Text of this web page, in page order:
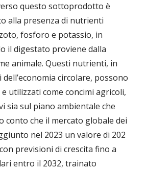
questo sottoprodotto è
alla presenza di nutrienti
fosforo e potassio, in
il digestato proviene dalla
animale. Questi nutrienti, in
circolare, possono
utilizzati come concimi agricoli,
sia sul piano ambientale che
conto che il mercato globale dei
nel 2023 un valore di 202
previsioni di crescita fino a
entro il 2032, trainato